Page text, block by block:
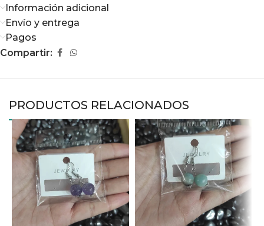
Información adicional
Envío y entrega
Pagos
Compartir:
PRODUCTOS RELACIONADOS